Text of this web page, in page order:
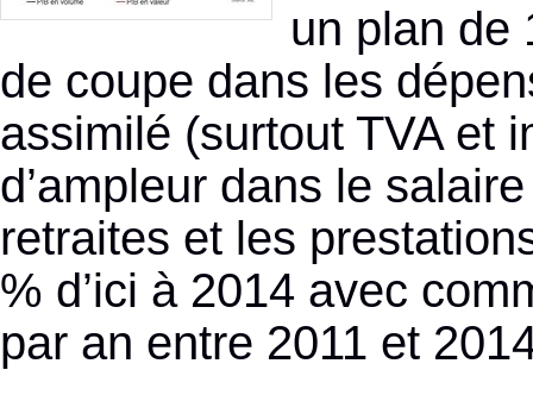
un plan de
de coupe dans les
assimilé (surtout TVA et
d’ampleur dans le
retraites et les
% d’ici à 2014 avec
par an entre 2011 et